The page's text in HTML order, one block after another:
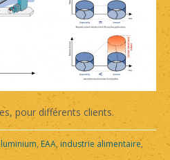
pour différents clients.
, EAA,industrie alimentaire,